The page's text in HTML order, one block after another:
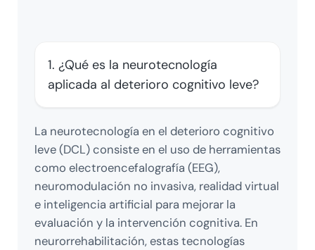
1. ¿Qué es la neurotecnología
aplicada al deterioro cognitivo leve?
La neurotecnología en el deterioro cognitivo
leve (DCL) consiste en el uso de herramientas
como electroencefalografía (EEG),
neuromodulación no invasiva, realidad virtual
e inteligencia artificial para mejorar la
evaluación y la intervención cognitiva. En
neurorrehabilitación, estas tecnologías